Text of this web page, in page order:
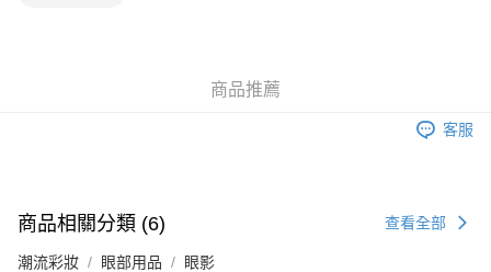
澳門地區配送 - 確認發貨後1-4個工作天送達
商品推薦
客服
商品相關分類 (6) 查看全部
潮流彩妝 眼部用品 眼影